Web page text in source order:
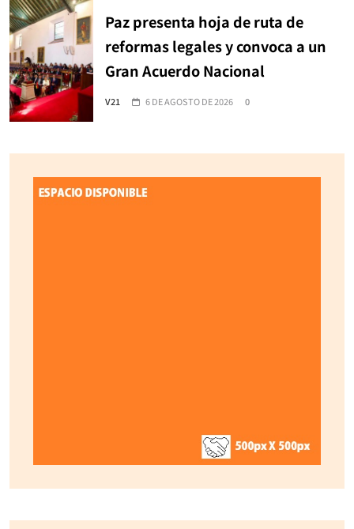
Paz presenta hoja de ruta de
reformas legales y convoca a un
Gran Acuerdo Nacional
V21 6 DE AGOSTO DE 2026 0